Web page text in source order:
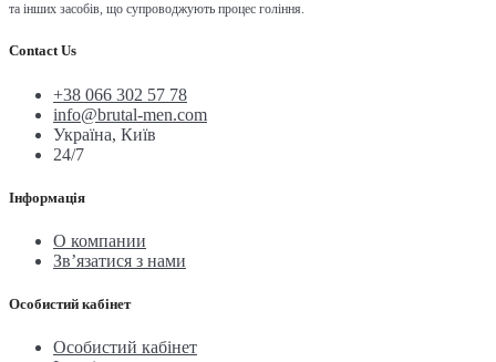
та інших засобів, що супроводжують процес гоління.
Contact Us
+38 066 302 57 78
info@brutal-men.com
Україна, Київ
24/7
Інформація
О компании
Зв’язатися з нами
Особистий кабінет
Особистий кабінет